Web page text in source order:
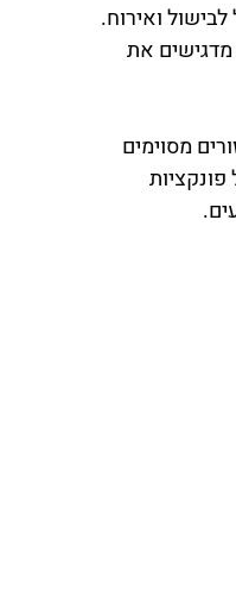
ואירוח.
את
מסוימים